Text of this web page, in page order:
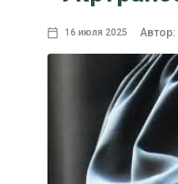
16 июля 2025 Автор: